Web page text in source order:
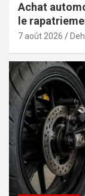
Achat
le
7 août 2026